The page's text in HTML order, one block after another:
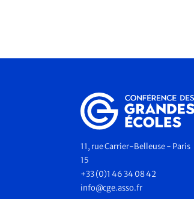
11, rue Carrier-Belleuse - Paris
15
+33 (0)1 46 34 08 42
info@cge.asso.fr